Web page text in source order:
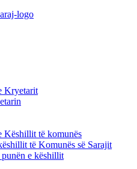
Kryetarit
Këshillit të komunës
të Komunës së Sarajit
e këshillit